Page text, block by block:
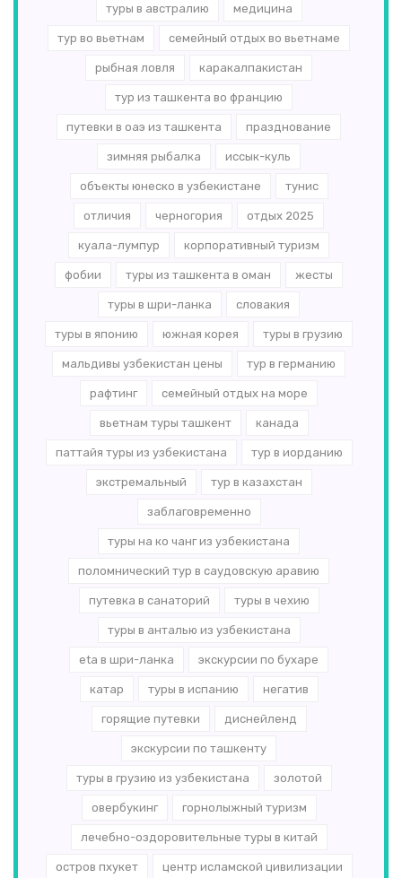
туры в австралию медицина
тур во вьетнам семейный отдых во вьетнаме
рыбная ловля каракалпакистан
тур из ташкента во францию
путевки в оаэ из ташкента празднование
зимняя рыбалка иссык-куль
объекты юнеско в узбекистане тунис
отличия черногория отдых 2025
куала-лумпур корпоративный туризм
фобии туры из ташкента в оман жесты
туры в шри-ланка словакия
туры в японию южная корея туры в грузию
мальдивы узбекистан цены тур в германию
рафтинг семейный отдых на море
вьетнам туры ташкент канада
паттайя туры из узбекистана тур в иорданию
экстремальный тур в казахстан
заблаговременно
туры на ко чанг из узбекистана
поломнический тур в саудовскую аравию
путевка в санаторий туры в чехию
туры в анталью из узбекистана
eta в шри-ланка экскурсии по бухаре
катар туры в испанию негатив
горящие путевки диснейленд
экскурсии по ташкенту
туры в грузию из узбекистана золотой
овербукинг горнолыжный туризм
лечебно-оздоровительные туры в китай
остров пхукет центр исламской цивилизации